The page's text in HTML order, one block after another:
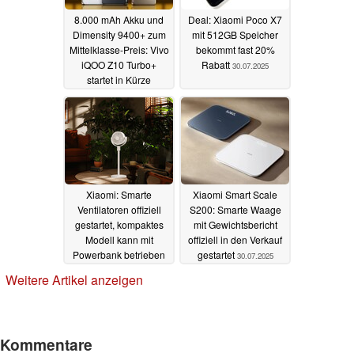
8.000 mAh Akku und
Dimensity 9400+ zum
Mittelklasse-Preis: Vivo
iQOO Z10 Turbo+
startet in Kürze
31.07.2025
Deal: Xiaomi Poco X7
mit 512GB Speicher
bekommt fast 20%
Rabatt 30.07.2025
Xiaomi: Smarte
Ventilatoren offiziell
gestartet, kompaktes
Modell kann mit
Powerbank betrieben
Xiaomi Smart Scale
S200: Smarte Waage
mit Gewichtsbericht
offiziell in den Verkauf
gestartet 30.07.2025
Weitere Artikel anzeigen
Kommentare